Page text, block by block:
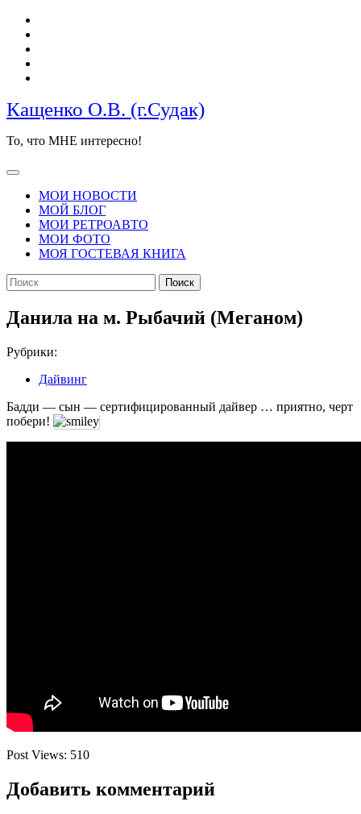
Перейти
содержимому
Кащенко О.В. (г.Судак)
То, что МНЕ интересно!
Кнопка
ОткрытьМОИ НОВОСТИ
МОЙ БЛОГ
МОИ РЕТРОАВТО
МОИ ФОТО
МОЯ ГОСТЕВАЯ КНИГА
КНОПКА
ЗАКРЫТЬ
Найти:
Данила на м. Рыбачий (Меганом)
Рубрики:
Дайвинг
Бадди — сын — сертифицированный дайвер … приятно, черт
побери!
Post Views: 510
Добавить комментарий